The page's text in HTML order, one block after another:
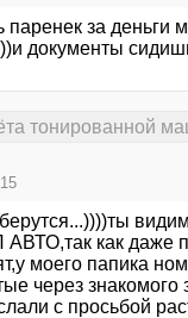
паренек за деньги
документы
тонированной
как даже
моего папика
через знакомого
с просьбой